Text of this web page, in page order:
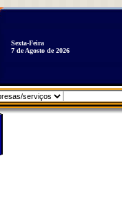
Sexta-Feira
7 de Agosto de 2026